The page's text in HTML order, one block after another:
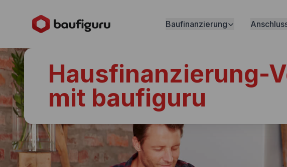
Baufinanzierung
Hausfinanzierung-
mit baufiguru